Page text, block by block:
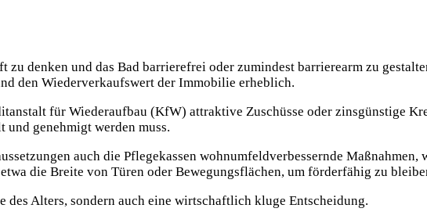
denken und das Bad barrierefrei oder zumindest barrierearm zu
den Wiederverkaufswert der Immobilie erheblich.
für Wiederaufbau (KfW) attraktive Zuschüsse oder zinsgünstige
genehmigt werden muss.
auch die Pflegekassen wohnumfeldverbessernde
die Breite von Türen oder Bewegungsflächen, um förderfähig zu
Alters, sondern auch eine wirtschaftlich kluge Entscheidung.